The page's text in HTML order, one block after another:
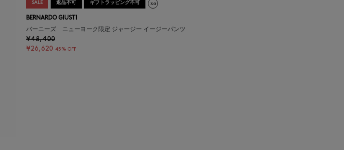
SALE 返品不可 ギフトラッピング不可
BERNARDO GIUSTI
バーニーズ ニューヨーク限定 ジャージー イージーパンツ
¥48,400
¥26,620 45% OFF